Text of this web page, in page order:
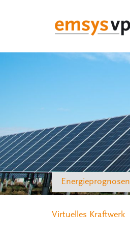
Energieprognosen
Virtuelles Kraftwerk